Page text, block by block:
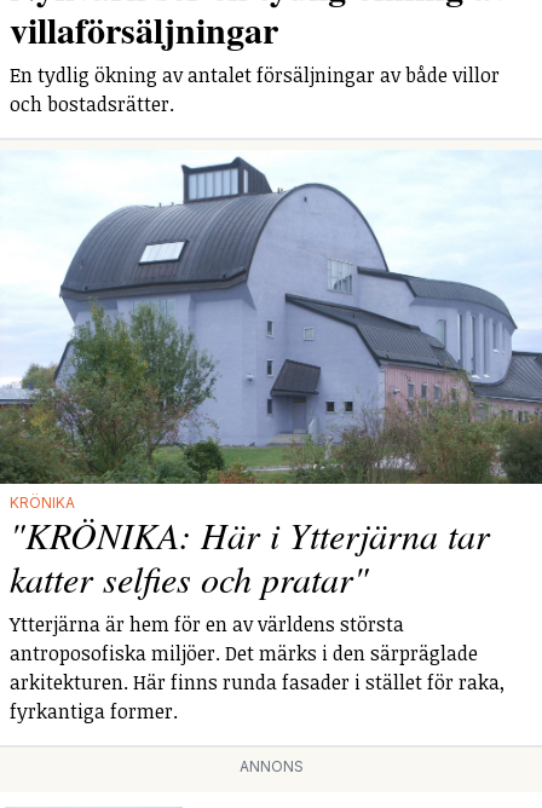
villaförsäljningar
En tydlig ökning av antalet försäljningar av både villor
och bostadsrätter.
KRÖNIKA
"KRÖNIKA: Här i Ytterjärna tar
katter selfies och pratar"
Ytterjärna är hem för en av världens största
antroposofiska miljöer. Det märks i den särpräglade
arkitekturen. Här finns runda fasader i stället för raka,
fyrkantiga former.
ANNONS